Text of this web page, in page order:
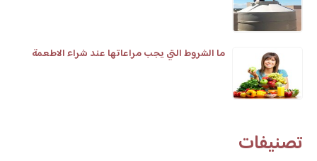
ما الشروط التي يجب مراعاتها عند شراء الاطعمة
تصنيفات